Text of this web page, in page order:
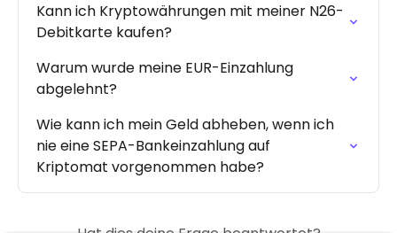
Kann ich Kryptowährungen mit meiner N26-
Debitkarte kaufen?
Warum wurde meine EUR-Einzahlung
abgelehnt?
Wie kann ich mein Geld abheben, wenn ich
nie eine SEPA-Bankeinzahlung auf
Kriptomat vorgenommen habe?